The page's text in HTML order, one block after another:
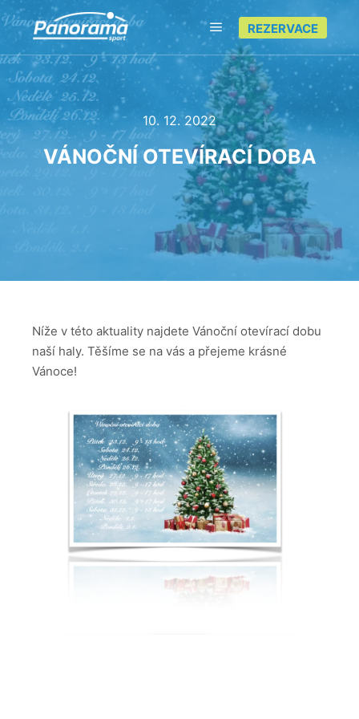
Hlavní navigační menu
REZERVACE
10. 12. 2022
VÁNOČNÍ OTEVÍRACÍ DOBA
Níže v této aktuality najdete Vánoční otevírací dobu
naší haly. Těšíme se na vás a přejeme krásné
Vánoce!